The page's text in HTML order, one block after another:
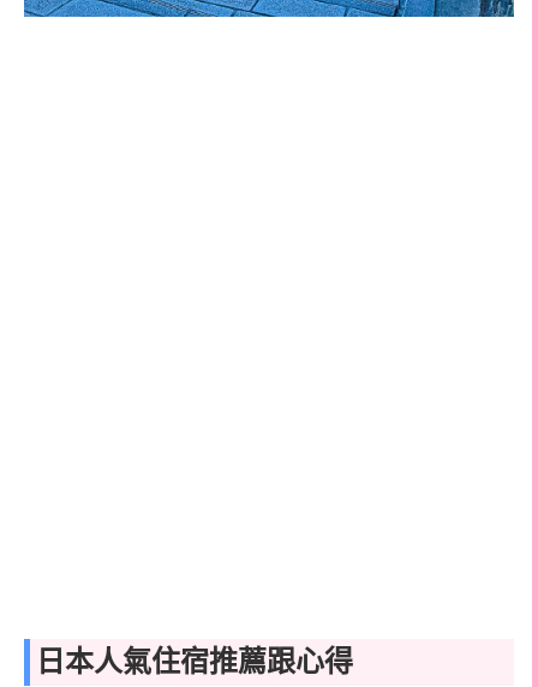
日本人氣住宿推薦跟心得